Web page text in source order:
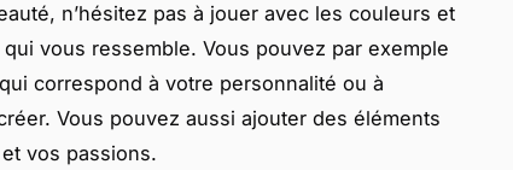
n’hésitez pas à jouer avec les couleurs et
vous ressemble. Vous pouvez par exemple
correspond à votre personnalité ou à
Vous pouvez aussi ajouter des éléments
vos passions.